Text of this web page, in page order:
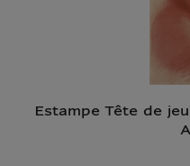
Estampe Tête de